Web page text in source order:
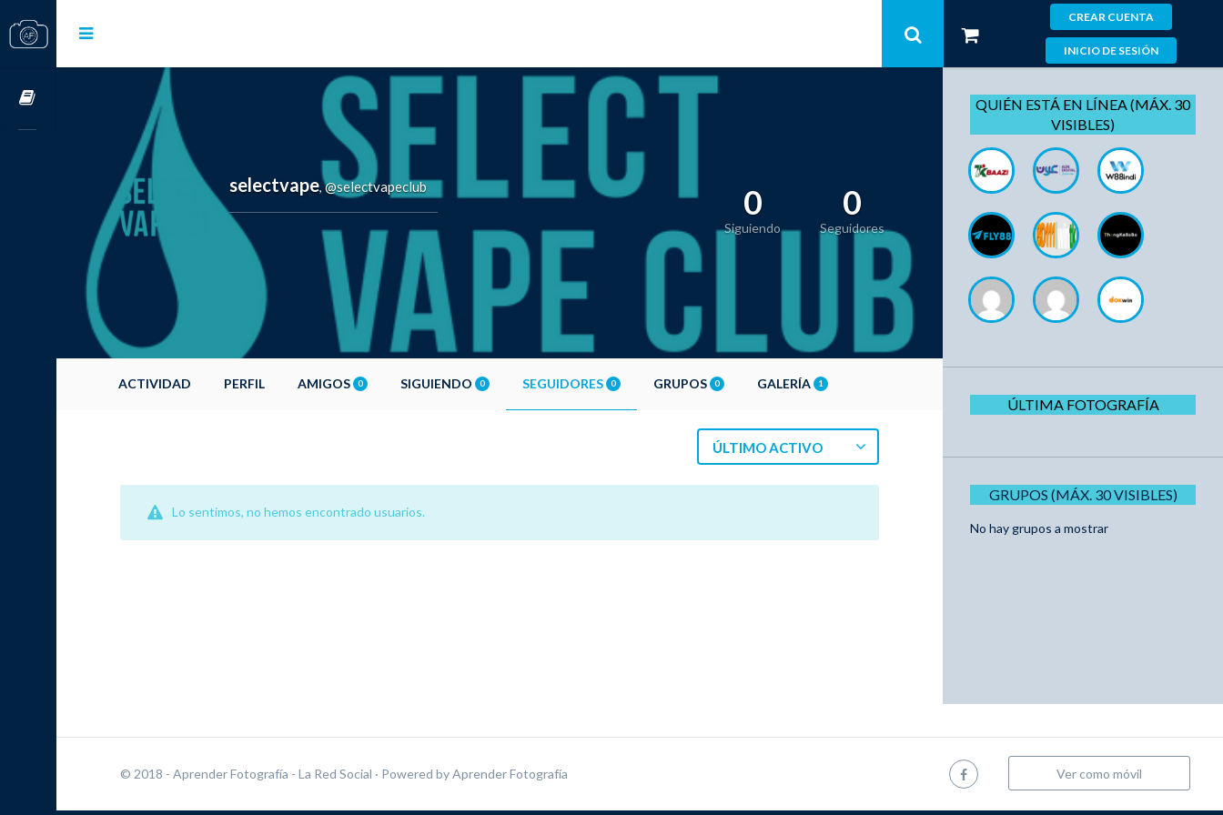
CREAR CUENTA
INICIO DE SESIÓN
Cursos OnLine
selectvape, @selectvapeclub 0
Siguiendo
0
Seguidores
ACTIVIDAD PERFIL AMIGOS 0 SIGUIENDO 0 SEGUIDORES 0 GRUPOS 0 GALERÍA 1
ÚLTIMO ACTIVO
Lo sentimos, no hemos encontrado usuarios.
QUIÉN ESTÁ EN LÍNEA (MÁX. 30
VISIBLES)
ÚLTIMA FOTOGRAFÍA
GRUPOS (MÁX. 30 VISIBLES)
No hay grupos a mostrar
© 2018 - Aprender Fotografía - La Red Social · Powered byAprender Fotografía